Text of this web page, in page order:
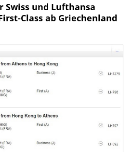
Swiss und Lufthansa
Class ab Griechenland